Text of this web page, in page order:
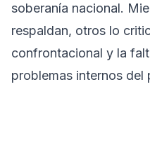
soberanía nacional.
respaldan, otros lo
confrontacional y la
problemas internos del